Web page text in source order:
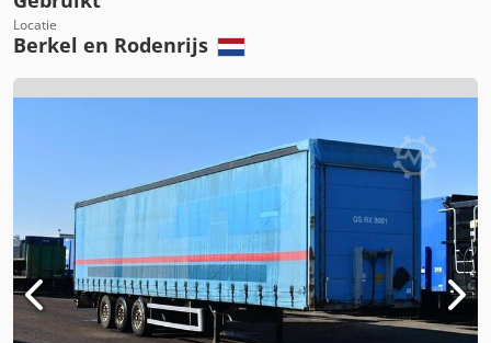
Locatie
Berkel en Rodenrijs